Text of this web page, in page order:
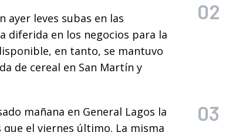
ayer leves subas en las
diferida en los negocios para la
en tanto, se mantuvo
de cereal en San Martín y
mañana en General Lagos la
el viernes último. La misma